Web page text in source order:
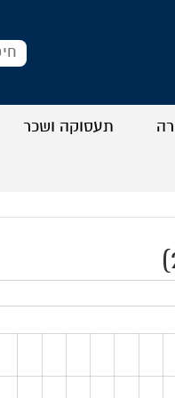
תעסוקה ושכר